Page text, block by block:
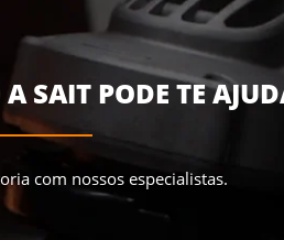
SAIT PODE TE
com nossos especialistas.